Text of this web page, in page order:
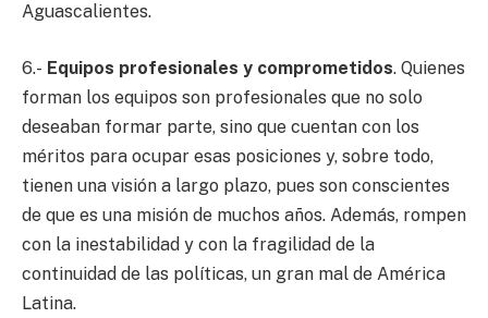
Aguascalientes.
6.- Equipos profesionales y comprometidos. Quienes
forman los equipos son profesionales que no solo
deseaban formar parte, sino que cuentan con los
méritos para ocupar esas posiciones y, sobre todo,
tienen una visión a largo plazo, pues son conscientes
de que es una misión de muchos años. Además, rompen
con la inestabilidad y con la fragilidad de la
continuidad de las políticas, un gran mal de América
Latina.